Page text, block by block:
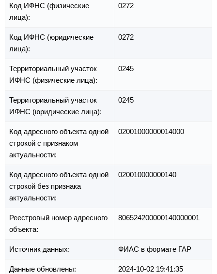
Код ИФНС (физические
лица):
0272
Код ИФНС (юридические
лица):
0272
Территориальный участок
ИФНС (физические лица):
0245
Территориальный участок
ИФНС (юридические лица):
0245
Код адресного объекта одной
строкой с признаком
актуальности:
02001000000014000
Код адресного объекта одной
строкой без признака
актуальности:
020010000000140
Реестровый номер адресного
объекта:
806524200000140000001
Источник данных: ФИАС в формате ГАР
Данные обновлены: 2024-10-02 19:41:35